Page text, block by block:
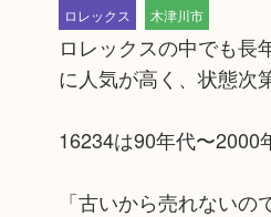
ロレックス
木津川市
ロレックスの中でも長
に人気が高く、状態次
16234は90年代〜2000
「古いから売れないの